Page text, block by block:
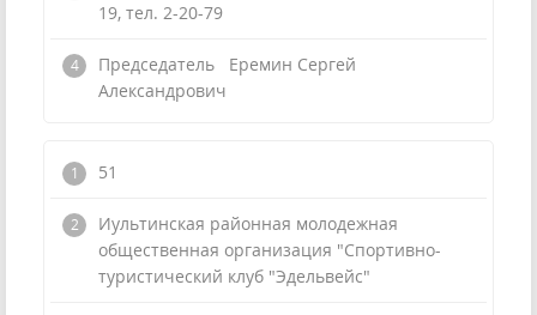
19, тел. 2-20-79
Председатель Еремин Сергей
Александрович
51
Иультинская районная молодежная
общественная организация "Спортивно-
туристический клуб "Эдельвейс"